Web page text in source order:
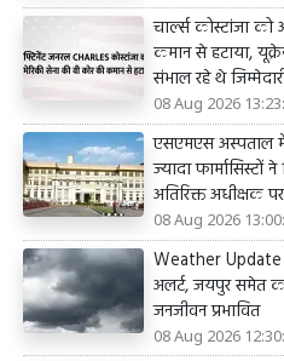
चार्ल्स कोस्टांजा
कमान से हटाया,
संभाल रहे थे
08 Aug 2026
एसएमएस अस्पताल में
ज्यादा
अतिरिक्त अधीक्षक
08 Aug 2026
Weather Update
अलर्ट, जयपुर समेत
जनजीवन प्रभावित
08 Aug 2026